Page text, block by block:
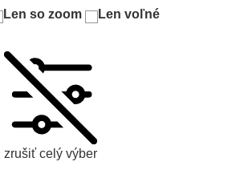
Len so zoom
Len voľné
zrušiť celý výber